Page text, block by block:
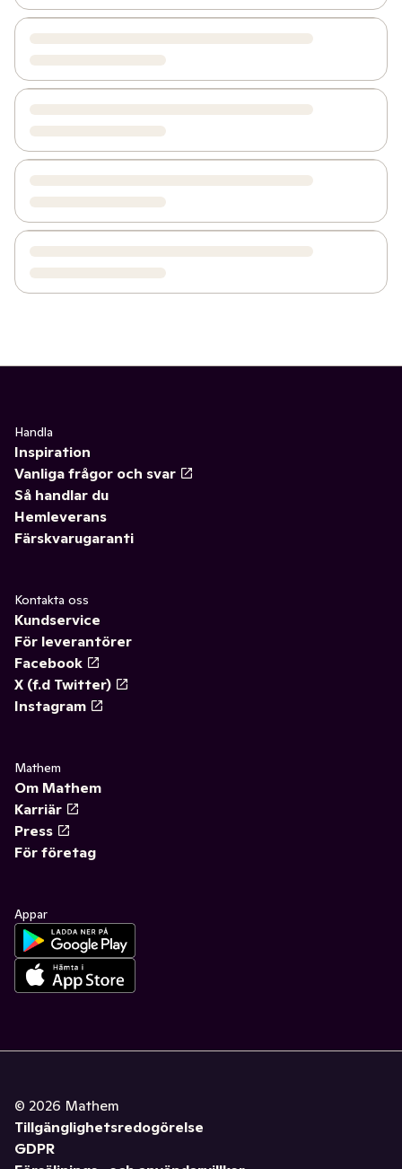
Handla
Inspiration
Vanliga frågor och svar
Så handlar du
Hemleverans
Färskvarugaranti
Kontakta oss
Kundservice
För leverantörer
Facebook
X (f.d Twitter)
Instagram
Mathem
Om Mathem
Karriär
Press
För företag
Appar
© 2026 Mathem
Tillgänglighetsredogörelse
GDPR